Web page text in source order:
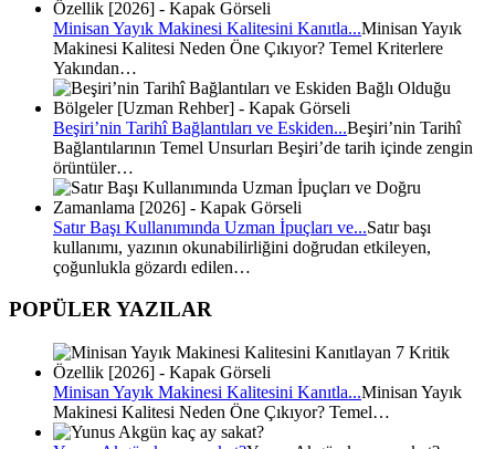
Minisan Yayık Makinesi Kalitesini Kanıtla...Minisan Yayık
Makinesi Kalitesi Neden Öne Çıkıyor? Temel Kriterlere
Yakından…
Beşiri’nin Tarihî Bağlantıları ve Eskiden...Beşiri’nin Tarihî
Bağlantılarının Temel Unsurları Beşiri’de tarih içinde zengin
örüntüler…
Satır Başı Kullanımında Uzman İpuçları ve...Satır başı
kullanımı, yazının okunabilirliğini doğrudan etkileyen,
çoğunlukla gözardı edilen…
POPÜLER YAZILAR
Minisan Yayık Makinesi Kalitesini Kanıtla...Minisan Yayık
Makinesi Kalitesi Neden Öne Çıkıyor? Temel…